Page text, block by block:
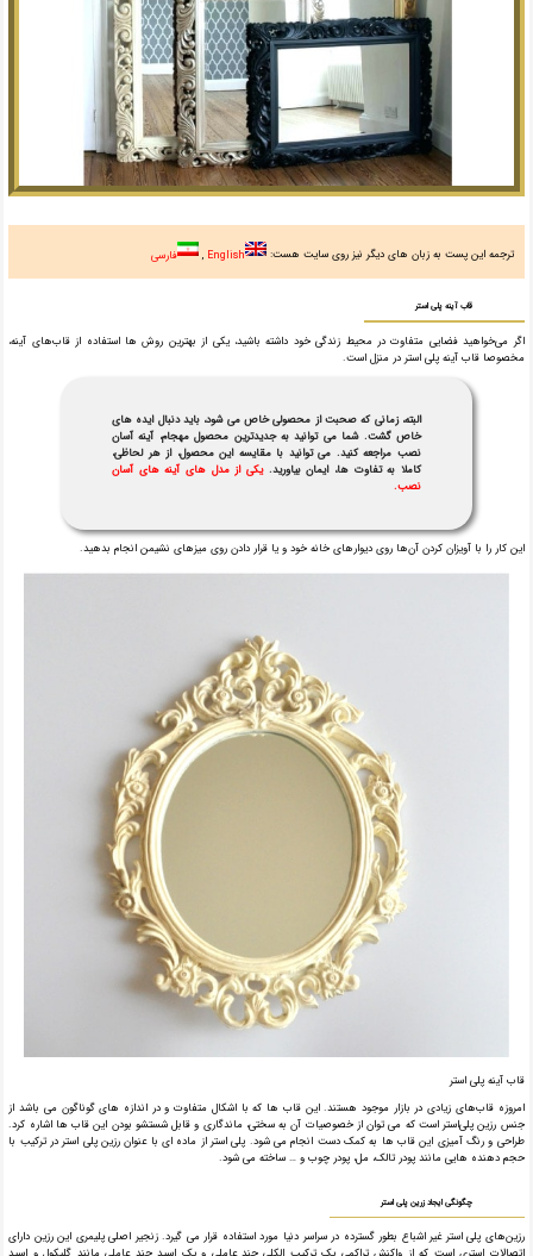
ترجمه این پست به زبان های دیگر نیز روی سایت هست: English فارسی
قاب آینه پلی استر
اگر می‌خواهید فضایی متفاوت در محیط زندگی خود داشته باشید، یکی از بهترین روش ها استفاده از قاب‌های آینه،
مخصوصا قاب آینه پلی استر در منزل است.
البته، زمانی که صحبت از محصولی خاص می شود، باید دنبال ایده های
خاص گشت. شما می توانید به جدیدترین محصول مهجام، آینه آسان
نصب مراجعه کنید. می توانید با مقایسه این محصول، از هر لحاظی،
کاملا به تفاوت ها، ایمان بیاورید.یکی از مدل های آینه های آسان
نصب.
این کار را با آویزان کردن آن‌ها روی دیوارهای خانه خود و یا قرار دادن روی میزهای نشیمن انجام بدهید.
قاب آینه پلی استر
امروزه قاب‌های زیادی در بازار موجود هستند. این قاب ها که با اشکال متفاوت و در اندازه های گوناگون می باشد از
جنس رزین پلی‌استر است که می توان از خصوصیات آن به‌ سختی، ماندگاری و قابل شستشو بودن این قاب ها اشاره کرد.
طراحی و رنگ آمیزی این قاب ها به کمک دست انجام‌ می شود. پلی استر از ماده ای با عنوان رزین پلی استر در ترکیب با
حجم دهنده هایی مانند پودر تالک، مل، پودر چوب و … ساخته می شود.
چگونگی ایجاد زرین پلی استر
رزین‌های پلی استر غیر اشباع بطور گسترده در سراسر دنیا مورد استفاده قرار می گیرد. زنجیر اصلی پلیمری این رزین دارای